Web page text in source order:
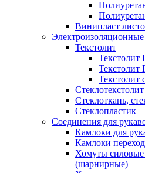
Винипласт
Текстолит
Стеклоткань,
Стеклопластик
Соединения для
Камлоки для
Камлоки
Хомуты
(шарнирные)